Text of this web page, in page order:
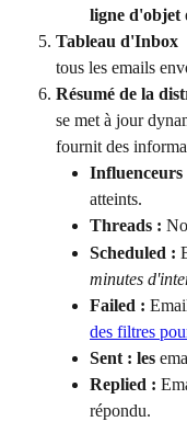
ligne d'objet
Tableau d'Inbox
tous les emails
Résumé de la
se met à jour
fournit des
Influenceurs
atteints.
Threads :
Scheduled :
minutes
Failed :
des filtres
Sent : les
Replied :
répondu.